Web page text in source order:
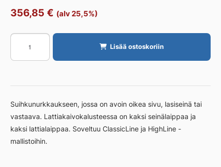
356,85 € (alv 25,5%)
Lattiakaivokaluste
Unidrain
1000mm,
seinälaippaa
määrä
Lisää ostoskoriin
Suihkunurkkaukseen, jossa on avoin oikea sivu, lasiseinä tai
vastaava. Lattiakaivokalusteessa on kaksi seinälaippaa ja
kaksi lattialaippaa. Soveltuu ClassicLine ja HighLine -
mallistoihin.